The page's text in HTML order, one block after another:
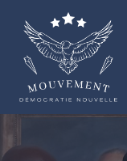
contenu